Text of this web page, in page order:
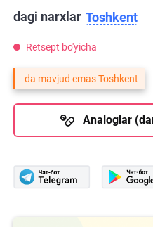
dagi narxlar Toshkent
Retsept bo'yicha
da mavjud emas Toshkent
Analoglar